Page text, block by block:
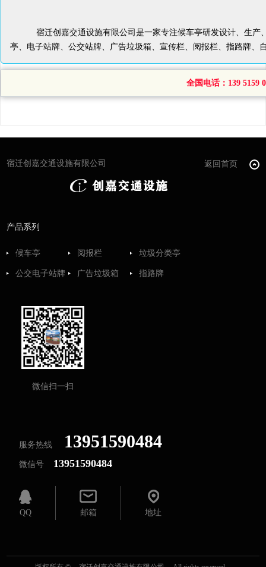
宿迁创嘉交通设施有限公司是一家专注候车亭研发设计、生产
亭、电子站牌、公交站牌、广告垃圾箱、宣传栏、阅报栏、指路牌、
全国电话：139 5159
宿迁创嘉交通设施有限公司 返回首页
产品系列
候车亭 阅报栏 垃圾分类亭
公交电子站牌 广告垃圾箱 指路牌
微信扫一扫
服务热线 13951590484
微信号 13951590484
QQ 邮箱 地址